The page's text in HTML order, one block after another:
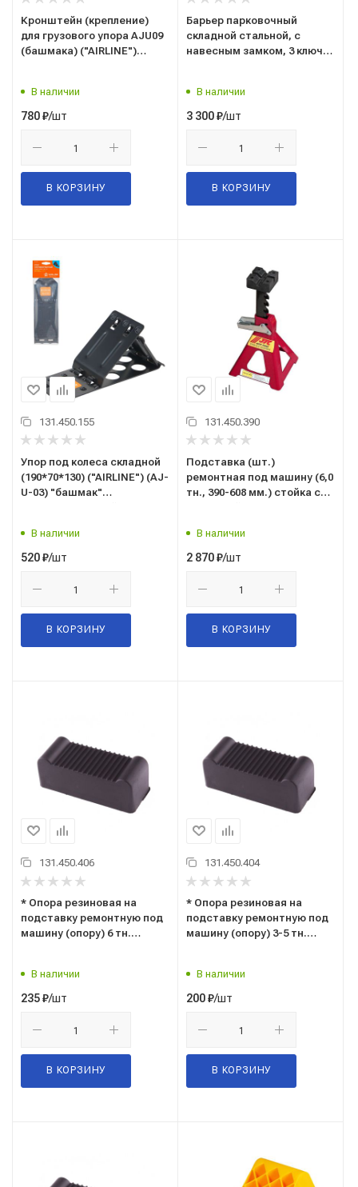
Кронштейн (крепление)
для грузового упора AJU09
(башмака) ("AIRLINE")
грузовых авто, п/прицепов
В наличии
780₽/шт
В КОРЗИНУ
Барьер парковочный
складной стальной, с
навесным замком, 3 ключа,
парковочного места
В наличии
3 300₽/шт
В КОРЗИНУ
131.450.155
Упор под колеса складной
(190*70*130) ("AIRLINE") (AJ-
U-03) "башмак"
В наличии
520₽/шт
В КОРЗИНУ
131.450.390
Подставка (шт.)
ремонтная под машину (6,0
тн., 390-608 мм.) стойка с
страховочная
В наличии
2 870₽/шт
В КОРЗИНУ
131.450.406
* Опора резиновая на
подставку ремонтную под
машину (опору) 6 тн.
В наличии
235₽/шт
В КОРЗИНУ
131.450.404
* Опора резиновая на
подставку ремонтную под
машину (опору) 3-5 тн.
В наличии
200₽/шт
В КОРЗИНУ